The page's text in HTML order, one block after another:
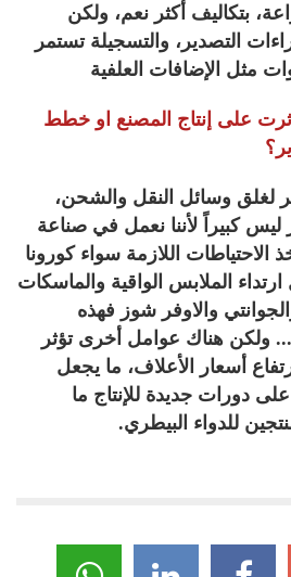
بتكاليف أكثر نعم، ولكن
التصدير، والتسجيلة تستمر
على إنتاج المصنع او خطط
لغلق وسائل النقل والشحن،
ليس كبيراً لأننا نعمل في صناعة
الاحتياطات اللازمة سواء كورونا
ارتداء الملابس الواقية والماسكات
والاوفر شوز فهذه
.... ولكن هناك عوامل أخرى تؤثر
أسعار الأعلاف، ما يجعل
على دورات جديدة للإنتاج ما
للدواء البيطري.